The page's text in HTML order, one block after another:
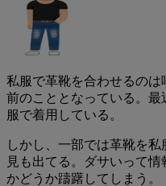
私服で革靴を合わせるのは
前のこととなっている。
服で着用している。
しかし、一部では革靴を
見も出てる。ダサいって
かどうか躊躇してしまう。